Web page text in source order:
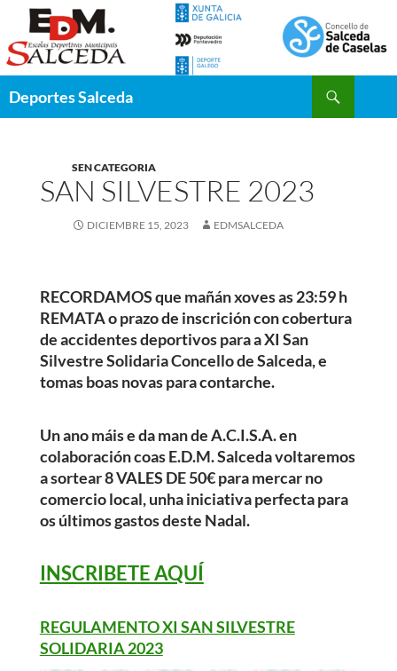
Saltar
contenido
Deportes Salceda
SEN CATEGORIA
SAN SILVESTRE 2023
DICIEMBRE 15, 2023 EDMSALCEDA
RECORDAMOS que mañán xoves as 23:59 h
REMATA o prazo de inscrición con cobertura
de accidentes deportivos para a XI San
Silvestre Solidaria Concello de Salceda, e
tomas boas novas para contarche.
Un ano máis e da man de A.C.I.S.A. en
colaboración coas E.D.M. Salceda voltaremos
a sortear 8 VALES DE 50€ para mercar no
comercio local, unha iniciativa perfecta para
os últimos gastos deste Nadal.
INSCRIBETE AQUÍ
REGULAMENTO XI SAN SILVESTRE
SOLIDARIA 2023